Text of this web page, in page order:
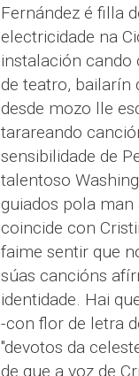
Fernández é filla
electricidade na
instalación cando
de teatro, bailarín
desde mozo lle
tarareando
sensibilidade de
talentoso
guiados pola
coincide con
faime sentir que
súas cancións
identidade. Hai
-con flor de letra
"devotos da
de que a voz de